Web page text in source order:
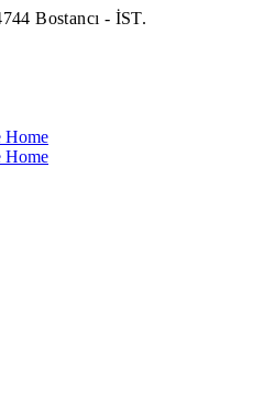
Bostancı - İST.